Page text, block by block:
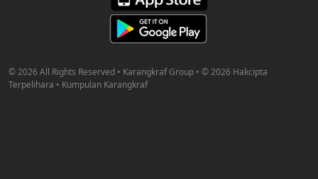
© 2026 All Rights Reserved • Karangkraf Group • © 2026 Hakcipta
Terpelihara • Kumpulan Karangkraf